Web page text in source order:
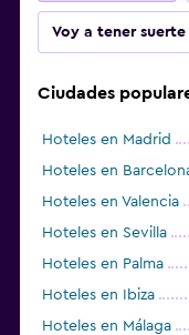
Voy a tener suerte
Ciudades
Hoteles en Madrid
Hoteles en
Hoteles en Valencia
Hoteles en Sevilla
Hoteles en Palma
Hoteles en Ibiza
Hoteles en Málaga